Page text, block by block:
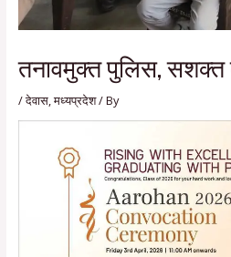
तनावमुक्त पुलिस, सशक्त
/देवास,मध्यप्रदेश/ By